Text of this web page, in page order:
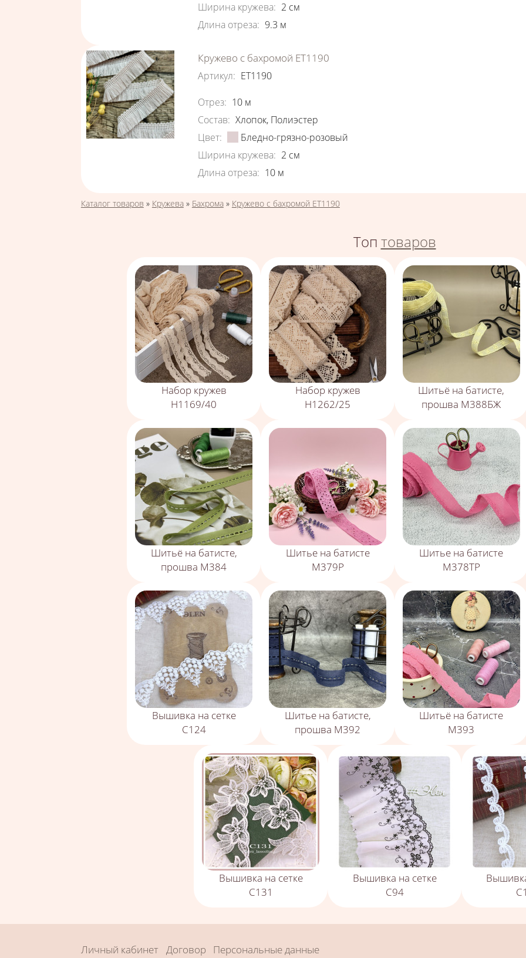
Ширина кружева: 2 см
Длина отреза: 9.3 м
Кружево с бахромой ЕТ1190
Артикул: ЕТ1190
Характеристики
Отрез: 10 м
Состав: Хлопок, Полиэстер
Цвет:
Бледно-грязно-розовый
Ширина кружева: 2 см
Длина отреза: 10 м
Вы здесь
Каталог товаров » Кружева» Бахрома» Кружево с бахромой ЕТ1190
Топ товаров
Набор кружев
Н1169/40
Набор кружев
Н1262/25
Шитьё на батисте,
прошва М388БЖ
Шитьё на батисте,
прошва М384
Шитье на батисте
М379Р
Шитье на батисте
М378ТР
Вышивка на сетке
С124
Шитье на батисте,
прошва М392
Шитьё на батисте
М393
Вышивка на сетке
С131
Вышивка на сетке
С94
Личный кабинет Договор Персональные данные